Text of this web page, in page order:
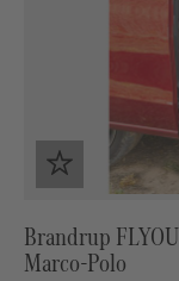
Brandrup
Marco-Polo